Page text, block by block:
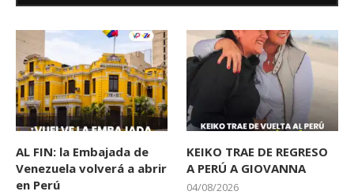
AL FIN: la Embajada de
Venezuela volverá a abrir
en Perú
KEIKO TRAE DE REGRESO
A PERÚ A GIOVANNA
04/08/2026